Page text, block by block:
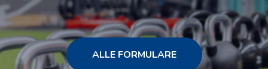
ALLE FORMULARE